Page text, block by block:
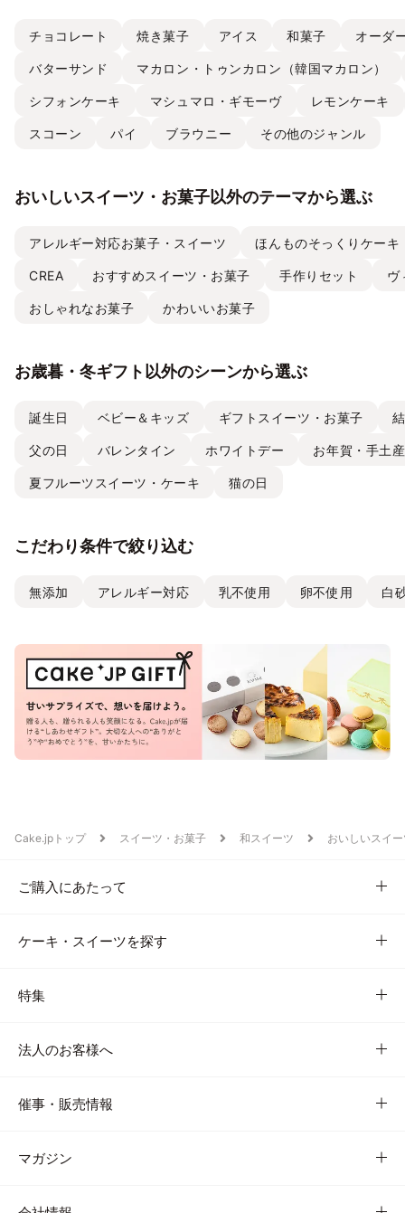
チョコレート 焼き菓子 アイス 和菓子 オーダ
バターサンド マカロン・トゥンカロン（韓国マカロン）
シフォンケーキ マシュマロ・ギモーヴ レモンケーキ
スコーン パイ ブラウニー その他のジャンル
おいしいスイーツ・お菓子以外のテーマから選ぶ
アレルギー対応お菓子・スイーツ ほんものそっくりケー
CREA おすすめスイーツ・お菓子 手作りセット ヴ
おしゃれなお菓子 かわいいお菓子
お歳暮・冬ギフト以外のシーンから選ぶ
誕生日 ベビー＆キッズ ギフトスイーツ・お菓子
父の日 バレンタイン ホワイトデー お年賀・手土産
夏フルーツスイーツ・ケーキ 猫の日
こだわり条件で絞り込む
無添加 アレルギー対応 乳不使用 卵不使用 白
Cake.jpトップ スイーツ・お菓子 和スイーツ おいしいスイ
ご購入にあたって
ケーキ・スイーツを探す
特集
法人のお客様へ
催事・販売情報
マガジン